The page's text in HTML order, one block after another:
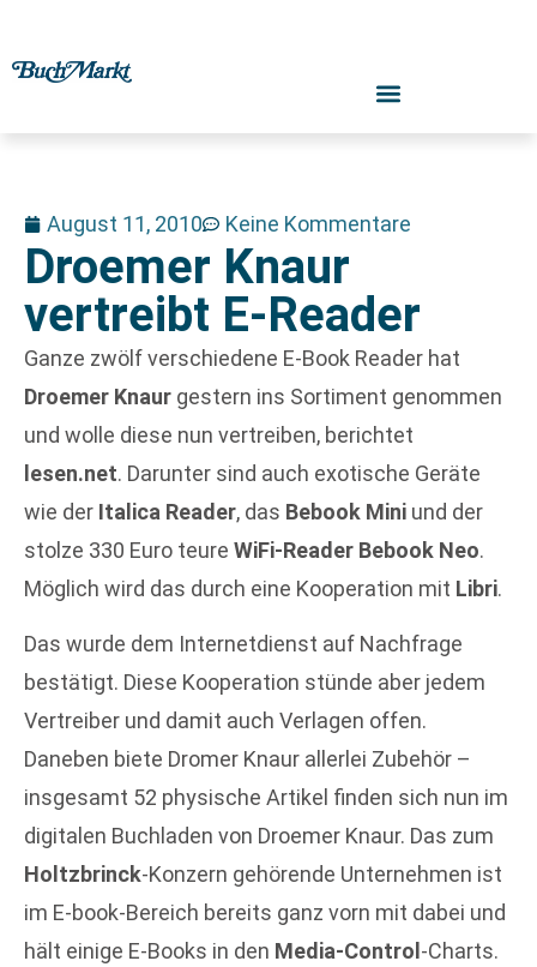
August 11, 2010 Keine Kommentare
Droemer Knaur
vertreibt E-Reader
Ganze zwölf verschiedene E-Book Reader hat
Droemer Knaur gestern ins Sortiment genommen
und wolle diese nun vertreiben, berichtet
lesen.net. Darunter sind auch exotische Geräte
wie der Italica Reader, das Bebook Mini und der
stolze 330 Euro teure WiFi-Reader Bebook Neo.
Möglich wird das durch eine Kooperation mit Libri.
Das wurde dem Internetdienst auf Nachfrage
bestätigt. Diese Kooperation stünde aber jedem
Vertreiber und damit auch Verlagen offen.
Daneben biete Dromer Knaur allerlei Zubehör –
insgesamt 52 physische Artikel finden sich nun im
digitalen Buchladen von Droemer Knaur. Das zum
Holtzbrinck-Konzern gehörende Unternehmen ist
im E-book-Bereich bereits ganz vorn mit dabei und
hält einige E-Books in den Media-Control -Charts.